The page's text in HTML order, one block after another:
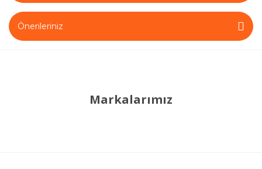
Önerileriniz
Markalarımız